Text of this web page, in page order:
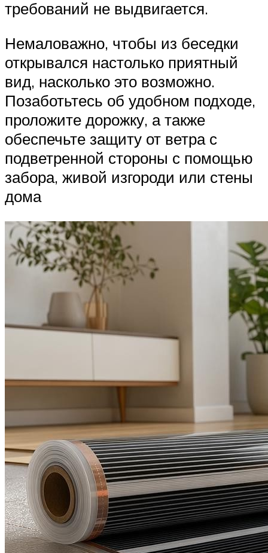
требований не выдвигается.
Немаловажно, чтобы из беседки
открывался настолько приятный
вид, насколько это возможно.
Позаботьтесь об удобном подходе,
проложите дорожку, а также
обеспечьте защиту от ветра с
подветренной стороны с помощью
забора, живой изгороди или стены
дома